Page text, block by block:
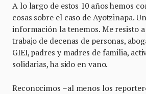
A lo largo de estos 10 años hemos
cosas sobre el caso de Ayotzinapa.
información la tenemos. Me resisto
trabajo de decenas de personas,
GIEI, padres y madres de familia,
solidarias, ha sido en vano.
Reconocimos –al menos los